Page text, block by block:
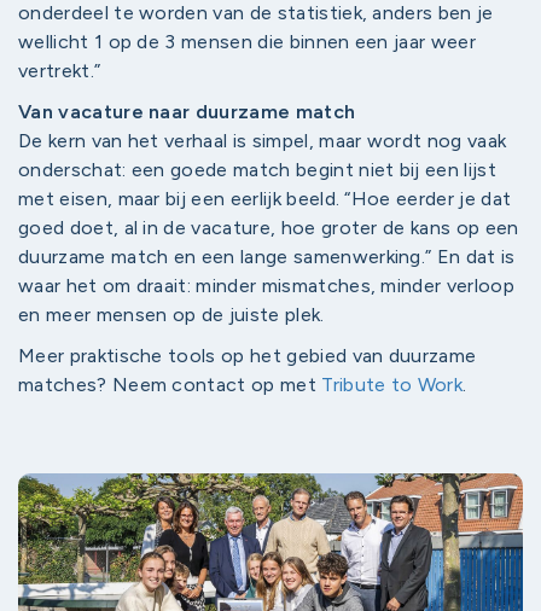
onderdeel te worden van de statistiek, anders ben je
wellicht 1 op de 3 mensen die binnen een jaar weer
vertrekt.”
Van vacature naar duurzame match
De kern van het verhaal is simpel, maar wordt nog vaak
onderschat: een goede match begint niet bij een lijst
met eisen, maar bij een eerlijk beeld. “Hoe eerder je dat
goed doet, al in de vacature, hoe groter de kans op een
duurzame match en een lange samenwerking.” En dat is
waar het om draait: minder mismatches, minder verloop
en meer mensen op de juiste plek.
Meer praktische tools op het gebied van duurzame
matches? Neem contact op met Tribute to Work.